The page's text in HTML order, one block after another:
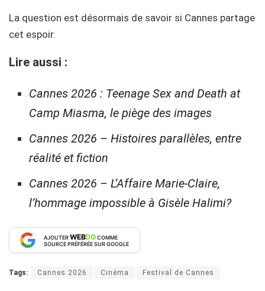
La question est désormais de savoir si Cannes partage
cet espoir.
Lire aussi :
Cannes 2026 : Teenage Sex and Death at
Camp Miasma, le piège des images
Cannes 2026 – Histoires parallèles, entre
réalité et fiction
Cannes 2026 – L’Affaire Marie-Claire,
l’hommage impossible à Gisèle Halimi?
AJOUTERWEBDOCOMME
SOURCE PRÉFÉRÉE SUR GOOGLE
Tags: Cannes 2026 Cinéma Festival de Cannes